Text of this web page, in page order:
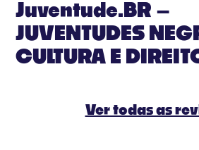
Juventude.BR –
JUVENTUDES
CULTURA E
Ver todas as